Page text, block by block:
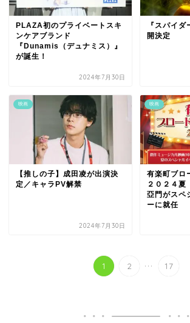
PLAZA初のプライベートスキ
ンケアブランド
『Dunamis（デュナミス）』
が誕生！
2024年7月30日
『スパイ
開決定
映画
【推しの子】成田凌が出演決
定／キャラPV解禁
2024年7月30日
映画
有楽町ブロ
２０２４
亞門がスペ
ーに就任
1 2 ... 17